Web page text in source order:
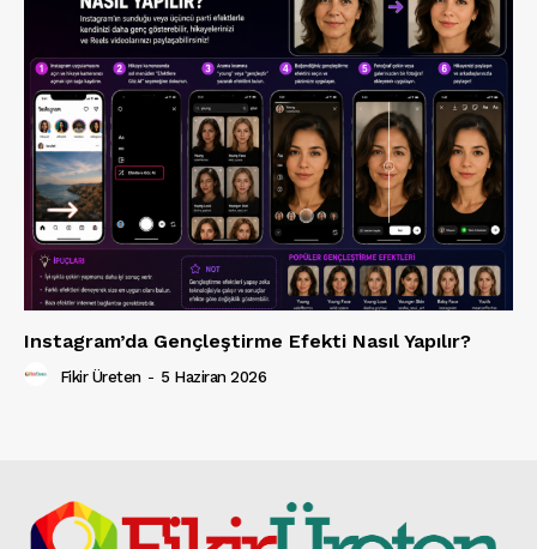
Instagram’da Gençleştirme Efekti Nasıl Yapılır?
Fikir Üreten - 5 Haziran 2026